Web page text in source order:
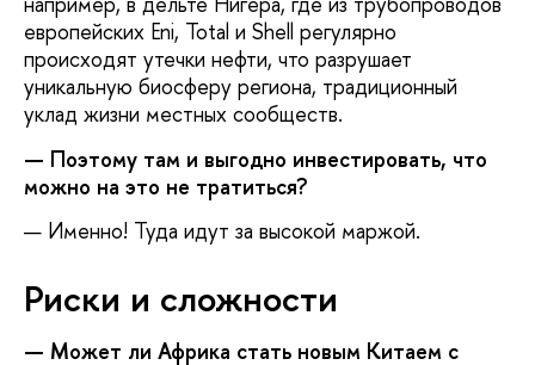
европейских Eni, Total и Shell регулярно
происходят утечки нефти, что разрушает
уникальную биосферу региона, традиционный
уклад жизни местных сообществ.
— Поэтому там и выгодно инвестировать, что
можно на это не тратиться?
— Именно! Туда идут за высокой маржой.
Риски и сложности
— Может ли Африка стать новым Китаем с